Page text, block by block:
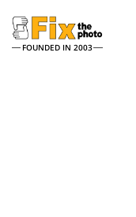
FOUNDED IN 2003